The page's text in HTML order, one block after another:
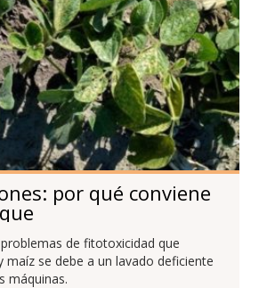
por qué conviene
de fitotoxicidad que
maíz se debe a un lavado deficiente
máquinas.